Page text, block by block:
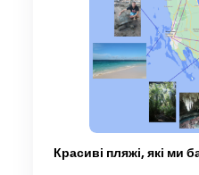
Красиві пляжі, які ми